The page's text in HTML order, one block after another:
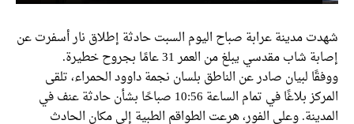
مدينة عرابة صباح اليوم السبت حادثة إطلاق نار أسفرت عن
مقدسي يبلغ من العمر 31 عامًا بجروح خطيرة.
لبيان صادر عن الناطق بلسان نجمة داوود الحمراء، تلقى
المركز بلاغًا في تمام الساعة 10:56 صباحًا بشأن حادثة عنف في
وعلى الفور، هرعت الطواقم الطبية إلى مكان الحادث